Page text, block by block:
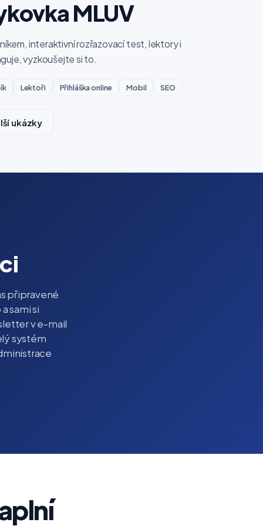
MLUV
interaktivní rozřazovací test, lektory i
vyzkoušejte si to.
Lektoři Přihláška online Mobil SEO
ukázky
připravené
sami si
v e-mail
systém